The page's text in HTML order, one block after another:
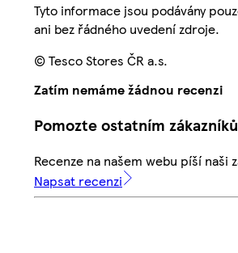
Tyto informace jsou podávány
ani bez řádného uvedení zdroje.
© Tesco Stores ČR a.s.
Zatím nemáme žádnou recenzi
Pomozte ostatním
Recenze na našem webu píší
Napsat recenzi